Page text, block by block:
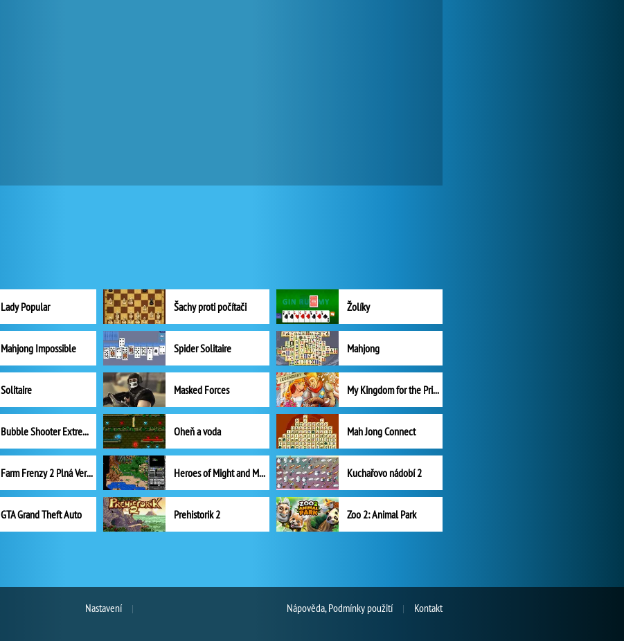
Lady Popular Šachy proti počítači Žolíky
Mahjong Impossible Spider Solitaire Mahjong
Solitaire Masked Forces My Kingdom for the Princess Plná verze
Bubble Shooter Extreme Oheň a voda Mah Jong Connect
Farm Frenzy 2 Plná Verze Heroes of Might and Magic II Kuchařovo nádobí 2
GTA Grand Theft Auto Prehistorik 2 Zoo 2: Animal Park
Nastavení Nápověda, Podmínky použití Kontakt